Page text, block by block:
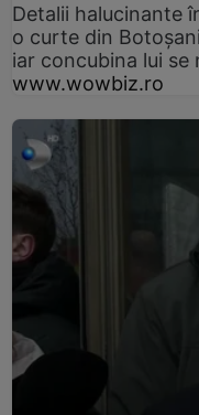
Detalii halucinante
o curte din
iar concubina lui
www.wowbiz.ro